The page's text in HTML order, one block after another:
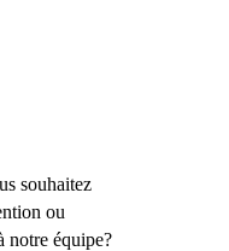
souhaitez
ou
notre équipe?